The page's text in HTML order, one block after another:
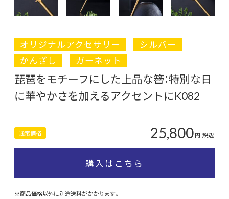
オリジナルアクセサリー
シルバー
かんざし
ガーネット
琵琶をモチーフにした上品な簪：特別な日
に華やかさを加えるアクセントにK082
通常価格 25,800円 (税込)
購入はこちら
※商品価格以外に別途送料がかかります。